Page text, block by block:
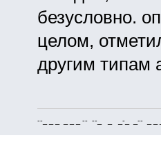
безусловно.
целом,
другим типам
--_ _ _ _ _ _ -- --_ _ _-_ _-- _ _